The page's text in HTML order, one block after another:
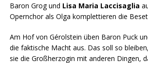
Baron Grog und Lisa Maria Laccisaglia
Opernchor als Olga komplettieren die
Am Hof von Gérolstein üben Baron Puck
die faktische Macht aus. Das soll so
sie die Großherzogin mit anderen Dingen,